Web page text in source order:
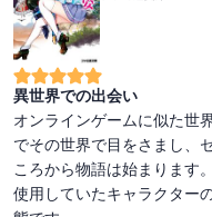
最後にもう一人の主人公の
異世界での出会い
オンラインゲームに似た世
でその世界で目をさまし、
ころから物語は始まります。
使用していたキャラクター